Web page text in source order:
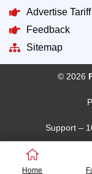
Advertise Tariff
Feedback
Sitemap
© 2026
Support –
Home